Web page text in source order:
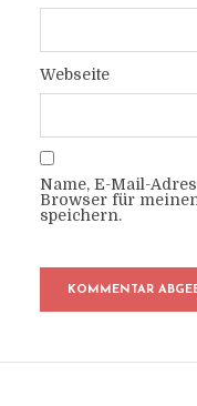
Webseite
Name, E-Mail-
Browser für
speichern.